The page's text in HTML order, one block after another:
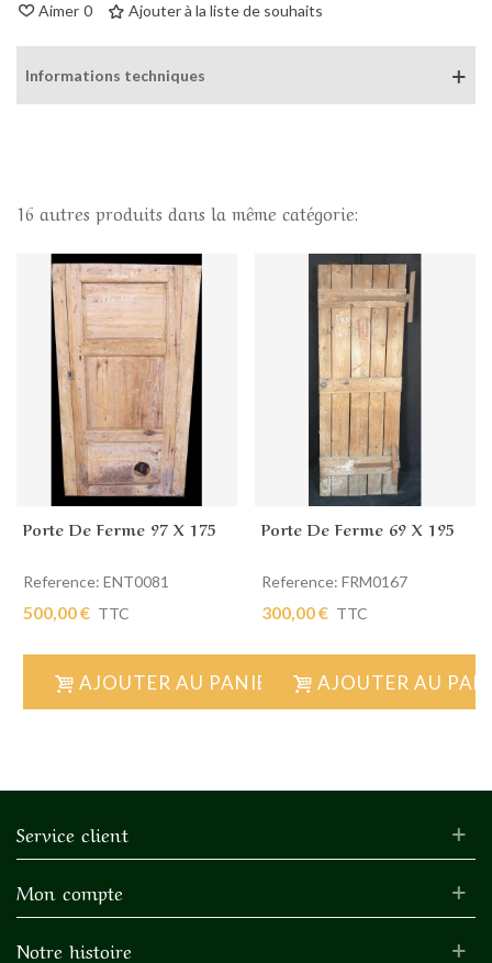
Aimer 0 Ajouter à la liste de souhaits
Informations techniques
16 autres produits dans la même catégorie:
Porte De Ferme 97 X 175
Reference: ENT0081
500,00 € TTC
AJOUTER AU PANIER
Porte De Ferme 69 X 195
Reference: FRM0167
300,00 € TTC
AJOUTER AU
Service client
Mon compte
Notre histoire